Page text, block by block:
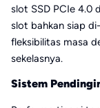
slot SSD PCIe 4.0
slot bahkan siap
fleksibilitas masa
sekelasnya.
Sistem